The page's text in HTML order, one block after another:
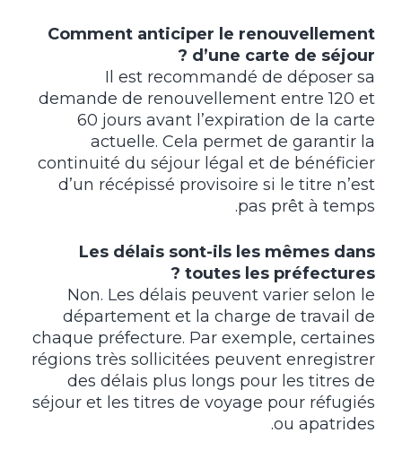
Comment anticiper le renouvellement
d’une carte de séjour ?
Il est recommandé de déposer sa
demande de renouvellement entre 120 et
60 jours avant l’expiration de la carte
actuelle. Cela permet de garantir la
continuité du séjour légal et de bénéficier
d’un récépissé provisoire si le titre n’est
pas prêt à temps.
Les délais sont-ils les mêmes dans
toutes les préfectures ?
Non. Les délais peuvent varier selon le
département et la charge de travail de
chaque préfecture. Par exemple, certaines
régions très sollicitées peuvent enregistrer
des délais plus longs pour les titres de
séjour et les titres de voyage pour réfugiés
ou apatrides.